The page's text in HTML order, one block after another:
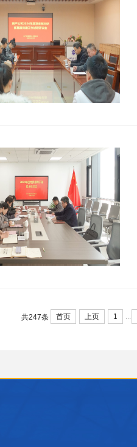
共247条 首页 上页 1 ...